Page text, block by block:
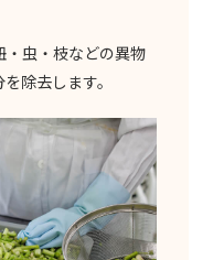
虫・枝などの異物
除去します。